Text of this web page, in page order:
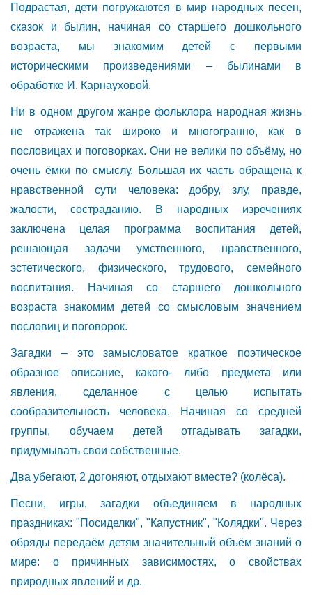
Подрастая, дети погружаются в мир народных песен,
сказок и былин, начиная со старшего дошкольного
возраста, мы знакомим детей с первыми
историческими произведениями – былинами в
обработке И. Карнауховой.
Ни в одном другом жанре фольклора народная жизнь
не отражена так широко и многогранно, как в
пословицах и поговорках. Они не велики по объёму, но
очень ёмки по смыслу. Большая их часть обращена к
нравственной сути человека: добру, злу, правде,
жалости, состраданию. В народных изречениях
заключена целая программа воспитания детей,
решающая задачи умственного, нравственного,
эстетического, физического, трудового, семейного
воспитания. Начиная со старшего дошкольного
возраста знакомим детей со смысловым значением
пословиц и поговорок.
Загадки – это замысловатое краткое поэтическое
образное описание, какого- либо предмета или
явления, сделанное с целью испытать
сообразительность человека. Начиная со средней
группы, обучаем детей отгадывать загадки,
придумывать свои собственные.
Два убегают, 2 догоняют, отдыхают вместе? (колёса).
Песни, игры, загадки объединяем в народных
праздниках: "Посиделки", "Капустник", "Колядки". Через
обряды передаём детям значительный объём знаний о
мире: о причинных зависимостях, о свойствах
природных явлений и др.